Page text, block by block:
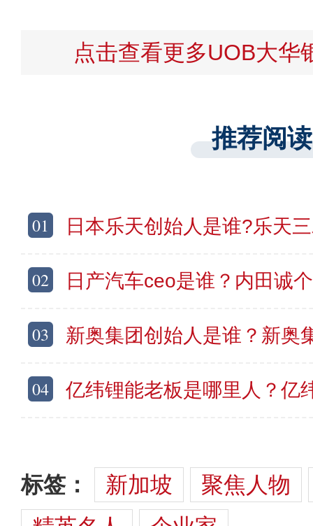
点击查看更多UOB大华
推荐阅读
01 日本乐天创始人是谁?乐天三木谷浩史
02 日产汽车ceo是谁？内田诚个人资料
03 新奥集团创始人是谁？新奥集团王玉锁
04 亿纬锂能老板是哪里人？亿纬锂能董事长
标签： 新加坡
聚焦人物